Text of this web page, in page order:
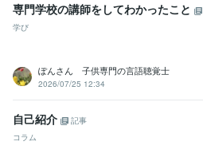
専門学校の講師をしてわかったこと
学び
ぽんさん 子供専門の言語聴覚士
2026/07/25 12:34
自己紹介
記事
コラム